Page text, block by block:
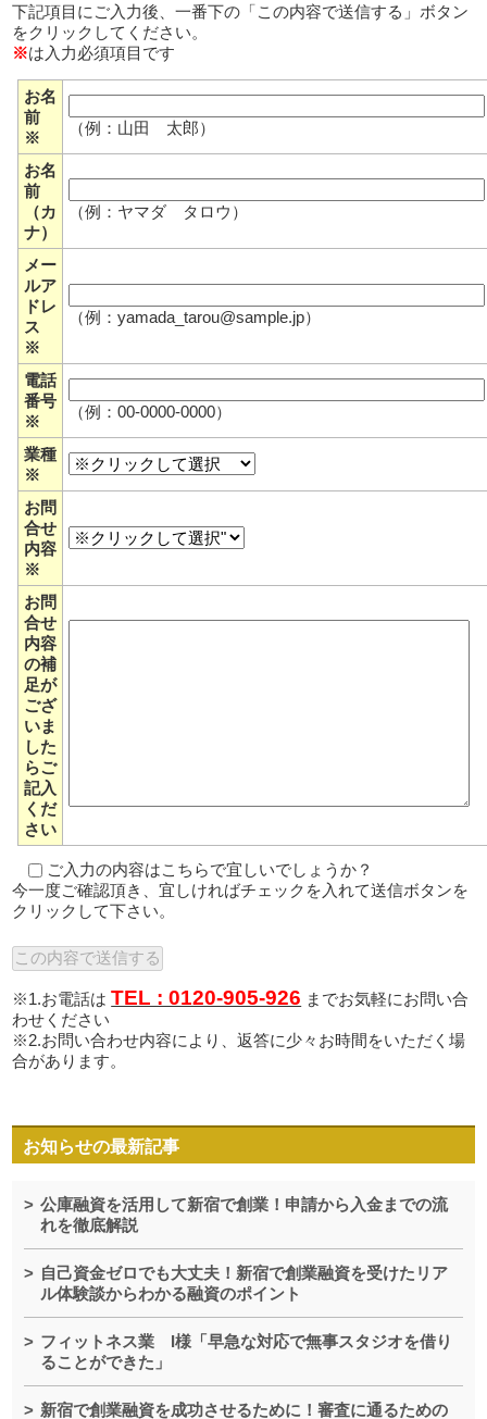
下記項目にご入力後、一番下の「この内容で送信する」ボタン
をクリックしてください。
※は入力必須項目です
お名
前
※
（例：山田 太郎）
お名
前
（カ
ナ）
（例：ヤマダ タロウ）
メー
ルア
ドレ
ス
※
（例：yamada_tarou@sample.jp）
電話
番号
※
（例：00-0000-0000）
業種
※
お問
合せ
内容
※
お問
合せ
内容
の補
足が
ござ
いま
した
らご
記入
くだ
さい
ご入力の内容はこちらで宜しいでしょうか？
今一度ご確認頂き、宜しければチェックを入れて送信ボタンを
クリックして下さい。
※1.お電話はTEL : 0120-905-926 までお気軽にお問い合
わせください
※2.お問い合わせ内容により、返答に少々お時間をいただく場
合があります。
お知らせの最新記事
公庫融資を活用して新宿で創業！申請から入金までの流
れを徹底解説
自己資金ゼロでも大丈夫！新宿で創業融資を受けたリア
ル体験談からわかる融資のポイント
フィットネス業 I様「早急な対応で無事スタジオを借り
ることができた」
新宿で創業融資を成功させるために！審査に通るための